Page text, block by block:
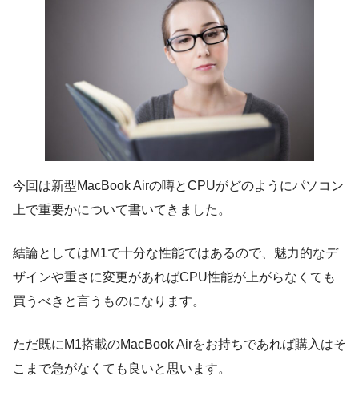
今回は新型MacBook Airの噂とCPUがどのようにパソコン
上で重要かについて書いてきました。
結論としてはM1で十分な性能ではあるので、魅力的なデ
ザインや重さに変更があればCPU性能が上がらなくても
買うべきと言うものになります。
ただ既にM1搭載のMacBook Airをお持ちであれば購入はそ
こまで急がなくても良いと思います。